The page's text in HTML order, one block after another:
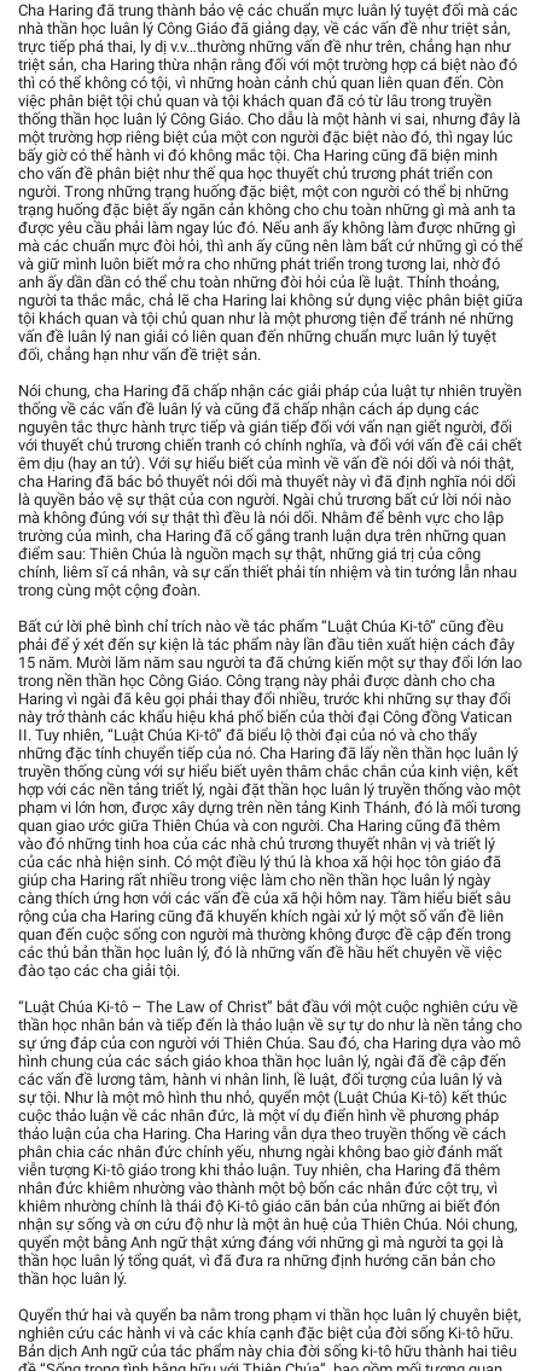
Cha Haring đã trung thành bảo vệ các chuẩn mực luân lý tuyệt đối mà các
nhà thần học luân lý Công Giáo đã giảng dạy, về các vấn đề như triệt sản,
trực tiếp phá thai, ly dị v.v…thường những vấn đề như trên, chẳng hạn như
triệt sản, cha Haring thừa nhận rằng đối với một trường hợp cá biệt nào đó
thì có thể không có tội, vì những hoàn cảnh chủ quan liên quan đến. Còn
việc phân biệt tội chủ quan và tội khách quan đã có từ lâu trong truyền
thống thần học luân lý Công Giáo. Cho dẫu là một hành vi sai, nhưng đây là
một trường hợp riêng biệt của một con người đặc biệt nào đó, thì ngay lúc
bấy giờ có thể hành vi đó không mắc tội. Cha Haring cũng đã biện minh
cho vấn đề phân biệt như thế qua học thuyết chủ trương phát triển con
người. Trong những trạng huống đặc biệt, một con người có thể bị những
trạng huống đặc biệt ấy ngăn cản không cho chu toàn những gì mà anh ta
được yêu cầu phải làm ngay lúc đó. Nếu anh ấy không làm được những gì
mà các chuẩn mực đòi hỏi, thì anh ấy cũng nên làm bất cứ những gì có thể
và giữ mình luôn biết mở ra cho những phát triển trong tương lai, nhờ đó
anh ấy dần dần có thể chu toàn những đòi hỏi của lề luật. Thỉnh thoảng,
người ta thắc mắc, chả lẽ cha Haring lai không sử dụng việc phân biệt giữa
tội khách quan và tội chủ quan như là một phương tiện để tránh né những
vấn đề luân lý nan giải có liên quan đến những chuẩn mực luân lý tuyệt
đối, chẳng hạn như vấn đề triệt sản.
Nói chung, cha Haring đã chấp nhận các giải pháp của luật tự nhiên truyền
thống về các vấn đề luân lý và cũng đã chấp nhận cách áp dụng các
nguyên tắc thực hành trực tiếp và gián tiếp đối với vấn nạn giết người, đối
với thuyết chủ trương chiến tranh có chính nghĩa, và đối với vấn đề cái chết
êm dịu (hay an tử). Với sự hiểu biết của mình về vấn đề nói dối và nói thật,
cha Haring đã bác bỏ thuyết nói dối mà thuyết này vì đã định nghĩa nói dối
là quyền bảo vệ sự thật của con người. Ngài chủ trương bất cứ lời nói nào
mà không đúng với sự thật thì đều là nói dối. Nhằm để bênh vực cho lập
trường của mình, cha Haring đã cố gắng tranh luận dựa trên những quan
điểm sau: Thiên Chúa là nguồn mạch sự thật, những giá trị của công
chính, liêm sĩ cá nhân, và sự cấn thiết phải tín nhiệm và tin tưởng lẫn nhau
trong cùng một cộng đoàn.
Bất cứ lời phê bình chỉ trích nào về tác phẩm “Luật Chúa Ki-tô” cũng đều
phải để ý xét đến sự kiện là tác phẩm này lần đầu tiên xuất hiện cách đây
15 năm. Mười lăm năm sau người ta đã chứng kiến một sự thay đổi lớn lao
trong nền thần học Công Giáo. Công trạng này phải được dành cho cha
Haring vì ngài đã kêu gọi phải thay đổi nhiều, trước khi những sự thay đổi
này trở thành các khẩu hiệu khá phổ biến của thời đại Công đồng Vatican
II. Tuy nhiên, “Luật Chúa Ki-tô” đã biểu lộ thời đại của nó và cho thấy
những đặc tính chuyển tiếp của nó. Cha Haring đã lấy nền thần học luân lý
truyền thống cùng với sự hiểu biết uyên thâm chắc chắn của kinh viện, kết
hợp với các nền tảng triết lý, ngài đặt thần học luân lý truyền thống vào một
phạm vi lớn hơn, được xây dựng trên nền tảng Kinh Thánh, đó là mối tương
quan giao ước giữa Thiên Chúa và con người. Cha Haring cũng đã thêm
vào đó những tinh hoa của các nhà chủ trương thuyết nhân vị và triết lý
của các nhà hiện sinh. Có một điều lý thú là khoa xã hội học tôn giáo đã
giúp cha Haring rất nhiều trong việc làm cho nền thần học luân lý ngày
càng thích ứng hơn với các vấn đề của xã hội hôm nay. Tầm hiểu biết sâu
rộng của cha Haring cũng đã khuyến khích ngài xử lý một số vấn đề liên
quan đến cuộc sống con người mà thường không được đề cập đến trong
các thủ bản thần học luân lý, đó là những vấn đề hầu hết chuyên về việc
đào tạo các cha giải tội.
“Luật Chúa Ki-tô – The Law of Christ” bắt đầu với một cuộc nghiên cứu về
thần học nhân bản và tiếp đến là thảo luận về sự tự do như là nền tảng cho
sự ứng đáp của con người với Thiên Chúa. Sau đó, cha Haring dựa vào mô
hình chung của các sách giáo khoa thần học luân lý, ngài đã đề cập đến
các vấn đề lương tâm, hành vi nhân linh, lề luật, đối tượng của luân lý và
sự tội. Như là một mô hình thu nhỏ, quyển một (Luật Chúa Ki-tô) kết thúc
cuộc thảo luận về các nhân đức, là một ví dụ điển hình về phương pháp
thảo luận của cha Haring. Cha Haring vẫn dựa theo truyền thống về cách
phân chia các nhân đức chính yếu, nhưng ngài không bao giờ đánh mất
viễn tượng Ki-tô giáo trong khi thảo luận. Tuy nhiên, cha Haring đã thêm
nhân đức khiêm nhường vào thành một bộ bốn các nhân đức cột trụ, vì
khiêm nhường chính là thái độ Ki-tô giáo căn bản của những ai biết đón
nhận sự sống và ơn cứu độ như là một ân huệ của Thiên Chúa. Nói chung,
quyển một bằng Anh ngữ thật xứng đáng với những gì mà người ta gọi là
thần học luân lý tổng quát, vì đã đưa ra những định hướng căn bản cho
thần học luân lý.
Quyển thứ hai và quyển ba nằm trong phạm vi thần học luân lý chuyên biệt,
nghiên cứu các hành vi và các khía cạnh đặc biệt của đời sống Ki-tô hữu.
Bản dịch Anh ngữ của tác phẩm này chia đời sống ki-tô hữu thành hai tiêu